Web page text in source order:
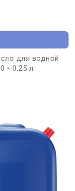
для водной
- 0,25 л